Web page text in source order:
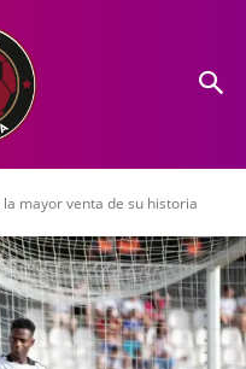
la mayor venta de su historia